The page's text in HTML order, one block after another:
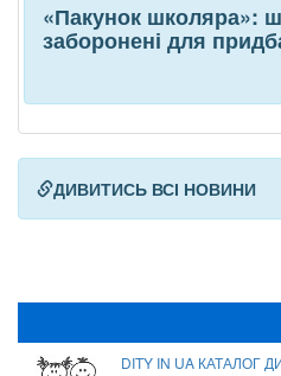
«Пакунок школяра»:
заборонені для
ДИВИТИСЬ ВСІ НОВИНИ
DITY IN UA КАТАЛОГ